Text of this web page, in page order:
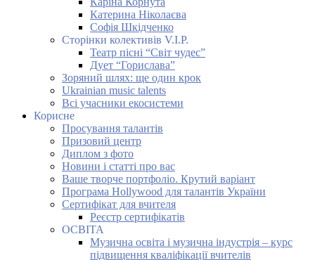
Катерина Ніколаєва
Софія Шкідченко
Сторінки колективів V.I.P.
Театр пісні “Світ чудес”
Дует “Горислава”
Зоряний шлях: ще один крок
Ukrainian music talents
Всі учасники екосистеми
Корисне
Просування талантів
Призовий центр
Диплом з фото
Новини і статті про вас
Ваше творче портфоліо. Крутий варіант
Програма Hollywood для талантів України
Сертифікат для вчителя
Реєстр сертифікатів
ОСВІТА
Музична освіта і музична індустрія – курс
підвищення кваліфікації вчителів